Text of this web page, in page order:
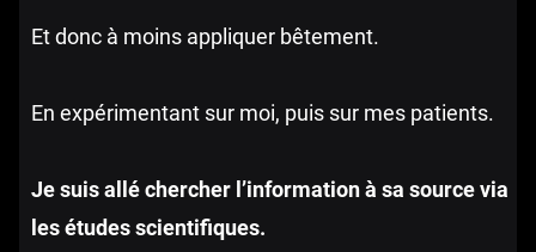
Et donc à moins appliquer bêtement.
En expérimentant sur moi, puis sur mes patients.
Je suis allé chercher l’information à sa source via
les études scientifiques.